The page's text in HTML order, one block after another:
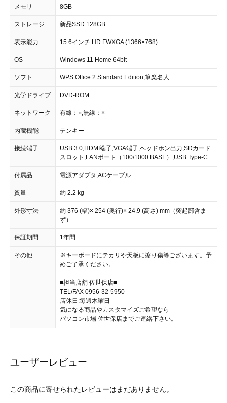
メモリ 8GB
ストレージ 新品SSD 128GB
表示能力 15.6インチ HD FWXGA (1366×768)
OS Windows 11 Home 64bit
ソフト WPS Office 2 Standard Edition,筆楽名人
光学ドライブ DVD-ROM
ネットワーク 有線：○,無線：×
内蔵機能 テンキー
接続端子
USB 3.0,HDMI端子,VGA端子,ヘッドホン出力,SDカード
スロット,LANポート（100/1000 BASE）,USB Type-C
付属品 電源アダプタ,ACケーブル
質量 約 2.2 kg
外形寸法
約 376 (幅)× 254 (奥行)× 24.9 (高さ) mm（突起部含ま
ず）
保証期間 1年間
その他
※キーボードにテカリや天板に擦り傷等ございます。予
めご了承ください。
■担当店舗 佐世保店■
TEL/FAX 0956-32-5950
店休日:毎週木曜日
気になる商品やカスタマイズご希望なら
パソコン市場 佐世保店までご連絡下さい。
ユーザーレビュー
この商品に寄せられたレビューはまだありません。